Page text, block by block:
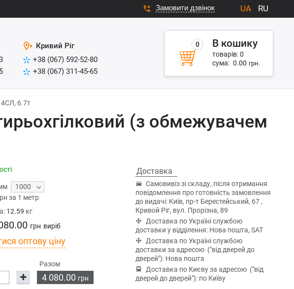
Замовити дзвінок UA RU
Кривий Ріг
+38 (067) 592-52-80
+38 (067) 311-45-65
0 В кошику
товарів:0
сума: 0.00 грн.
4СЛ, 6.7т
(з обмежувачем
1000
за 1 метр
12.59 кг
грн виріб
оптову ціну
Разом
4 080.00 грн
Доставка
Самовивіз зі складу, після отримання
повідомлення про готовність замовлення
до видачі: Київ, пр-т Берестейський, 67 ,
Кривой Ріг, вул. Прорізна, 89
Доставка по Україні службою
доставки у відділення: Нова пошта, SAT
Доставка по Україні службою
доставки за адресою ("від дверей до
дверей"): Нова пошта
Доставка по Києву за адресою ("від
дверей до дверей"): по Київу